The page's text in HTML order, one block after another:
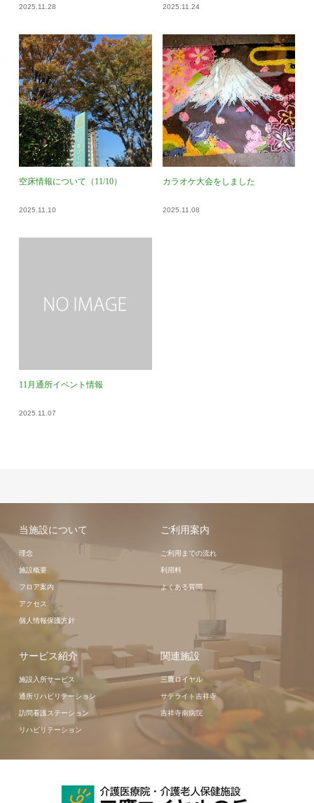
2025.11.28 2025.11.24
空床情報について（11/10）
2025.11.10
カラオケ大会をしました
2025.11.08
11月通所イベント情報
2025.11.07
当施設について
理念
施設概要
フロア案内
アクセス
個人情報保護方針
ご利用案内
ご利用までの流れ
利用料
よくある質問
サービス紹介
施設入所サービス
通所リハビリテーション
訪問看護ステーション
リハビリテーション
関連施設
三鷹ロイヤル
サテライト吉祥寺
吉祥寺南病院